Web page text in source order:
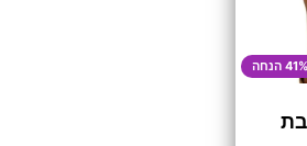
41% הנחה